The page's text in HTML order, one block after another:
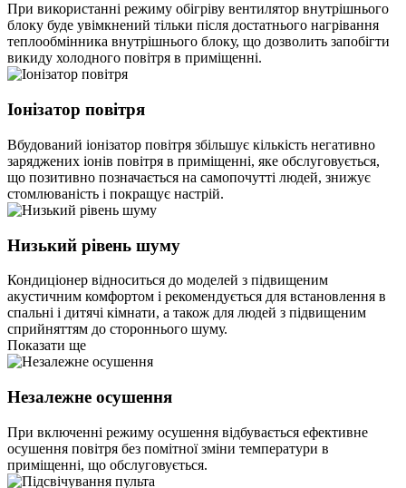
При використанні режиму обігріву вентилятор внутрішнього
блоку буде увімкнений тільки після достатнього нагрівання
теплообмінника внутрішнього блоку, що дозволить запобігти
викиду холодного повітря в приміщенні.
Іонізатор повітря
Вбудований іонізатор повітря збільшує кількість негативно
заряджених іонів повітря в приміщенні, яке обслуговується,
що позитивно позначається на самопочутті людей, знижує
стомлюваність і покращує настрій.
Низький рівень шуму
Кондиціонер відноситься до моделей з підвищеним
акустичним комфортом і рекомендується для встановлення в
спальні і дитячі кімнати, а також для людей з підвищеним
сприйняттям до стороннього шуму.
Показати ще
Незалежне осушення
При включенні режиму осушення відбувається ефективне
осушення повітря без помітної зміни температури в
приміщенні, що обслуговується.